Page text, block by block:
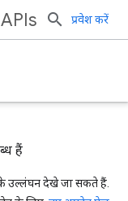
प्रवेश करें
हैं
के उल्लंघन देखे जा सकते हैं.